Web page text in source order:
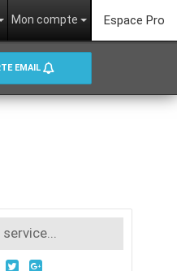
Mon compte Espace Pro
EMAIL